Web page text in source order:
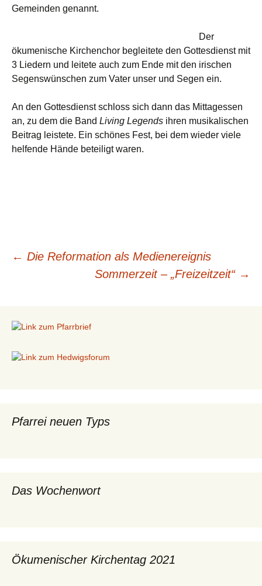
Gemeinden genannt.
Der
ökumenische Kirchenchor begleitete den Gottesdienst mit
3 Liedern und leitete auch zum Ende mit den irischen
Segenswünschen zum Vater unser und Segen ein.
An den Gottesdienst schloss sich dann das Mittagessen
an, zu dem die Band Living Legends ihren musikalischen
Beitrag leistete. Ein schönes Fest, bei dem wieder viele
helfende Hände beteiligt waren.
Beitragsnavigation
← Die Reformation als Medienereignis
Sommerzeit – „Freizeitzeit“ →
Pfarrei neuen Typs
Das Wochenwort
Ökumenischer Kirchentag 2021